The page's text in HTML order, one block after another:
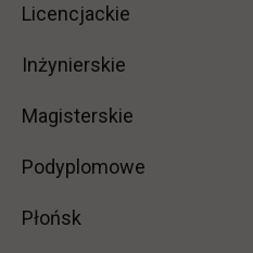
Licencjackie
Inżynierskie
Magisterskie
Podyplomowe
Płońsk